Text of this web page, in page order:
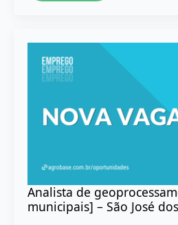
Analista de
municipais] – São José